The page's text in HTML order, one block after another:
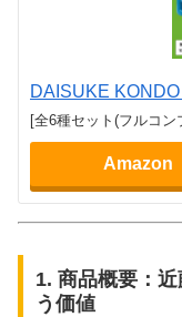
DAISUKE
[全6種セット(フルコ
Amazon
1. 商品概要：
う価値